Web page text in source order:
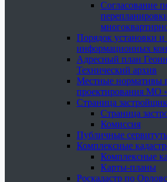
Согласование
Порядок установки и
информационных
Адресный план
Технический архив
Местные нормативы
проектирования МО
Страница
Страница
Комиссия
Публичные
Комплексные
Комплексные
Карты-планы
Роскадастр по